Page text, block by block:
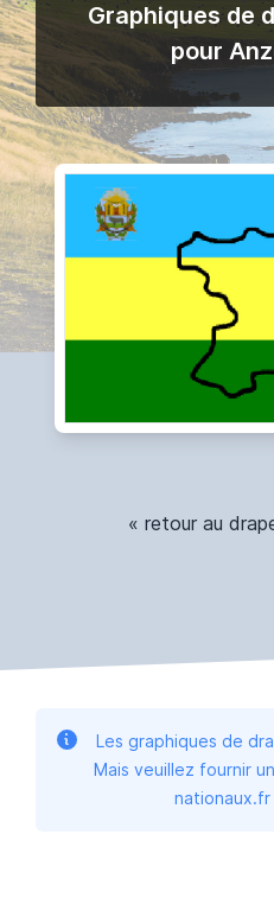
Graphiques de
pour
« retour au
Les graphiques de
Mais veuillez fournir
nationaux.fr